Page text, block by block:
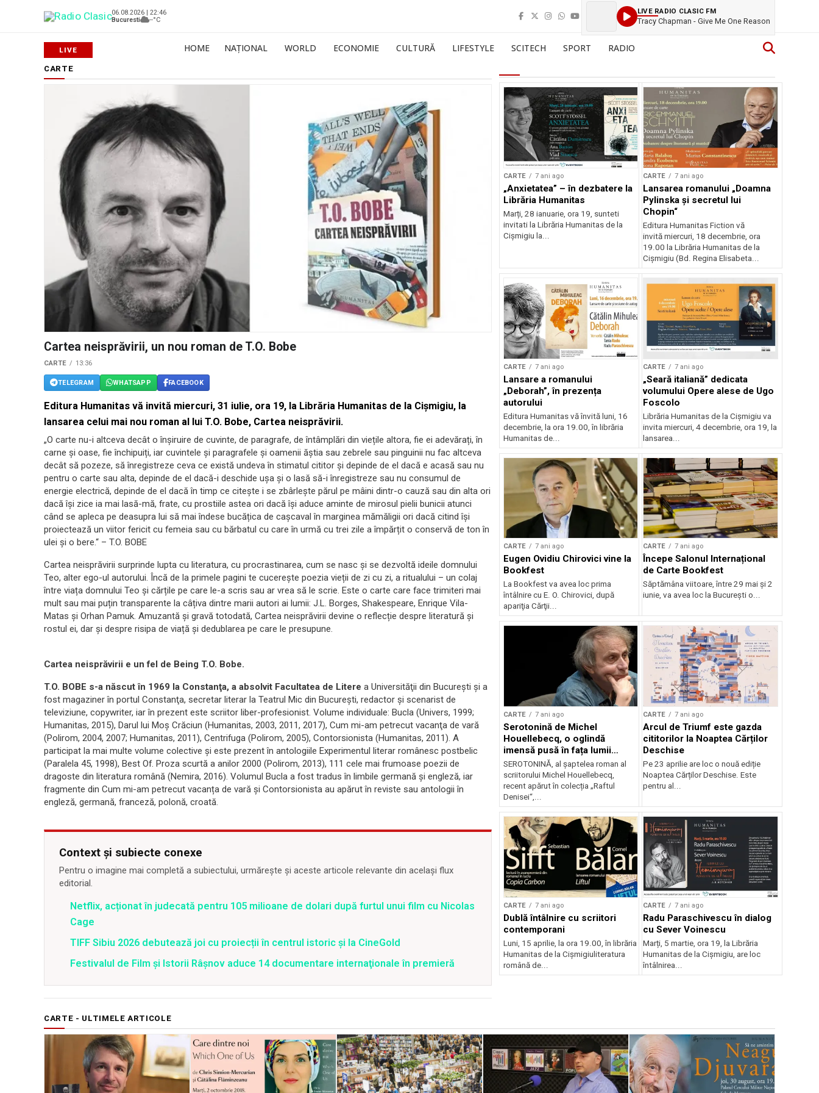
06.08.2026 | 22:46
Bucuresti
--°C
LIVE RADIO CLASIC FM
Tracy Chapman - Give Me One Reason
HOME NAȚIONAL WORLD ECONOMIE CULTURĂ LIFESTYLE SCITECH SPORT RADIO
CARTE
Cartea neisprăvirii, un nou roman de T.O. Bobe
CARTE 13:36
TELEGRAM WHATSAPP FACEBOOK
Editura Humanitas vă invită miercuri, 31 iulie, ora 19, la Librăria Humanitas de la Cișmigiu, la
lansarea celui mai nou roman al lui T.O. Bobe, Cartea neisprăvirii.
„O carte nu-i altceva decât o înșiruire de cuvinte, de paragrafe, de întâmplări din viețile altora, fie ei adevărați, în
carne și oase, fie închipuiți, iar cuvintele și paragrafele și oamenii ăștia sau zebrele sau pinguinii nu fac altceva
decât să pozeze, să înregistreze ceva ce există undeva în stimatul cititor și depinde de el dacă e acasă sau nu
pentru o carte sau alta, depinde de el dacă-i deschide ușa și o lasă să-i înregistreze sau nu consumul de
energie electrică, depinde de el dacă în timp ce citește i se zbârlește părul pe mâini dintr-o cauză sau din alta ori
dacă își zice ia mai lasă-mă, frate, cu prostiile astea ori dacă își aduce aminte de mirosul pielii bunicii atunci
când se apleca pe deasupra lui să mai îndese bucățica de cașcaval în marginea mămăligii ori dacă citind își
proiectează un viitor fericit cu femeia sau cu bărbatul cu care în urmă cu trei zile a împărțit o conservă de ton în
ulei și o bere.“ – T.O. BOBE
Cartea neisprăvirii surprinde lupta cu literatura, cu procrastinarea, cum se nasc și se dezvoltă ideile domnului
Teo, alter ego-ul autorului. Încă de la primele pagini te cucerește poezia vieții de zi cu zi, a ritualului – un colaj
între viața domnului Teo și cărțile pe care le-a scris sau ar vrea să le scrie. Este o carte care face trimiteri mai
mult sau mai puțin transparente la câțiva dintre marii autori ai lumii: J.L. Borges, Shakespeare, Enrique Vila-
Matas și Orhan Pamuk. Amuzantă și gravă totodată, Cartea neisprăvirii devine o reflecție despre literatură și
rostul ei, dar și despre risipa de viață și dedublarea pe care le presupune.
Cartea neisprăvirii e un fel de Being T.O. Bobe.
T.O. BOBE s-a născut în 1969 la Constanţa, a absolvit Facultatea de Litere a Universităţii din Bucureşti și a
fost magaziner în portul Constanţa, secretar literar la Teatrul Mic din Bucureşti, redactor şi scenarist de
televiziune, copywriter, iar în prezent este scriitor liber-profesionist. Volume individuale: Bucla (Univers, 1999;
Humanitas, 2015), Darul lui Moş Crăciun (Humanitas, 2003, 2011, 2017), Cum mi-am petrecut vacanţa de vară
(Polirom, 2004, 2007; Humanitas, 2011), Centrifuga (Polirom, 2005), Contorsionista (Humanitas, 2011). A
participat la mai multe volume colective și este prezent în antologiile Experimentul literar românesc postbelic
(Paralela 45, 1998), Best Of. Proza scurtă a anilor 2000 (Polirom, 2013), 111 cele mai frumoase poezii de
dragoste din literatura română (Nemira, 2016). Volumul Bucla a fost tradus în limbile germană și engleză, iar
fragmente din Cum mi-am petrecut vacanța de vară și Contorsionista au apărut în reviste sau antologii în
engleză, germană, franceză, polonă, croată.
Context și subiecte conexe
Pentru o imagine mai completă a subiectului, urmărește și aceste articole relevante din același flux
editorial.
Netflix, acționat în judecată pentru 105 milioane de dolari după furtul unui film cu Nicolas
Cage
TIFF Sibiu 2026 debutează joi cu proiecții în centrul istoric și la CineGold
Festivalul de Film şi Istorii Râşnov aduce 14 documentare internaţionale în premieră
CARTE 7 ani ago
„Anxietatea” – în dezbatere la
Librăria Humanitas
Marți, 28 ianuarie, ora 19, sunteti
invitati la Librăria Humanitas de la
Cișmigiu la...
CARTE 7 ani ago
Lansarea romanului „Doamna
Pylinska și secretul lui
Chopin“
Editura Humanitas Fiction vă
invită miercuri, 18 decembrie, ora
19.00 la Librăria Humanitas de la
Cișmigiu (Bd. Regina Elisabeta...
CARTE 7 ani ago
Lansare a romanului
„Deborah”, în prezența
autorului
Editura Humanitas vă învită luni, 16
decembrie, la ora 19.00, în librăria
Humanitas de...
CARTE 7 ani ago
„Seară italiană” dedicata
volumului Opere alese de Ugo
Foscolo
Librăria Humanitas de la Cișmigiu va
invita miercuri, 4 decembrie, ora 19, la
lansarea...
CARTE 7 ani ago
Eugen Ovidiu Chirovici vine la
Bookfest
La Bookfest va avea loc prima
întâlnire cu E. O. Chirovici, după
apariţia Cărţii...
CARTE 7 ani ago
Începe Salonul Internațional
de Carte Bookfest
Săptămâna viitoare, între 29 mai și 2
iunie, va avea loc la București o...
CARTE 7 ani ago
Serotonină de Michel
Houellebecq, o oglindă
imensă pusă în fața lumii
contemporane, din 15 mai în
librării
SEROTONINĂ, al șaptelea roman al
scriitorului Michel Houellebecq,
recent apărut în colecția „Raftul
Denisei“,...
CARTE 7 ani ago
Arcul de Triumf este gazda
cititorilor la Noaptea Cărților
Deschise
Pe 23 aprilie are loc o nouă ediție
Noaptea Cărților Deschise. Este
pentru al...
CARTE 7 ani ago
Dublă întâlnire cu scriitori
contemporani
Luni, 15 aprilie, la ora 19.00, în librăria
Humanitas de la Cișmigiuliteratura
română de...
CARTE 7 ani ago
Radu Paraschivescu în dialog
cu Sever Voinescu
Marți, 5 martie, ora 19, la Librăria
Humanitas de la Cișmigiu, are loc
întâlnirea...
CARTE - ULTIMELE ARTICOLE